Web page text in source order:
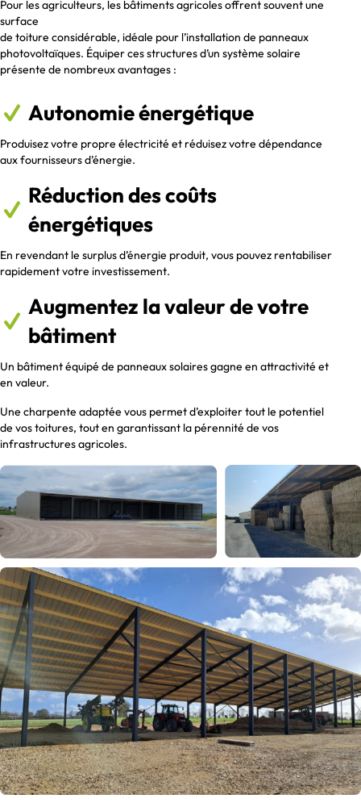
Pour les agriculteurs, les bâtiments agricoles offrent souvent une
surface
de toiture considérable, idéale pour l’installation de panneaux
photovoltaïques. Équiper ces structures d’un système solaire
présente de nombreux avantages :
Autonomie énergétique
Produisez votre propre électricité et réduisez votre dépendance
aux fournisseurs d’énergie.
Réduction des coûts
énergétiques
En revendant le surplus d’énergie produit, vous pouvez rentabiliser
rapidement votre investissement.
Augmentez la valeur de votre
bâtiment
Un bâtiment équipé de panneaux solaires gagne en attractivité et
en valeur.
Une charpente adaptée vous permet d’exploiter tout le potentiel
de vos toitures, tout en garantissant la pérennité de vos
infrastructures agricoles.